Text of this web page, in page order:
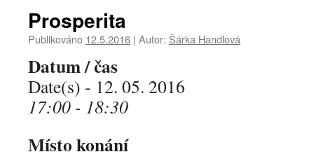
Prosperita
Publikováno 12.5.2016 | Autor: Šárka Handlová
Datum / čas
Date(s) - 12. 05. 2016
17:00 - 18:30
Místo konání